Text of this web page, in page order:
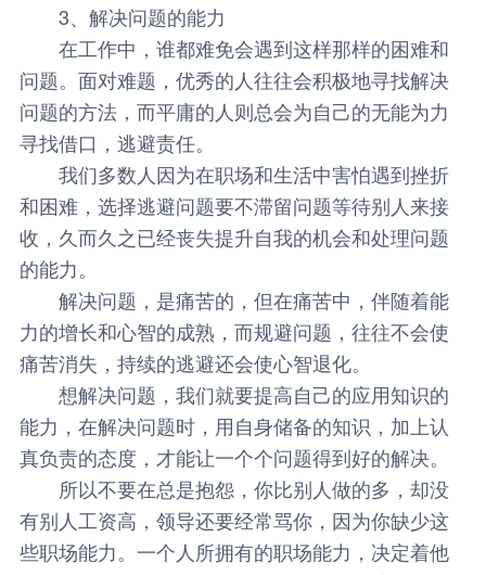
3、解决问题的能力
在工作中，谁都难免会遇到这样那样的困难和
问题。面对难题，优秀的人往往会积极地寻找解决
问题的方法，而平庸的人则总会为自己的无能为力
寻找借口，逃避责任。
我们多数人因为在职场和生活中害怕遇到挫折
和困难，选择逃避问题要不滞留问题等待别人来接
收，久而久之已经丧失提升自我的机会和处理问题
的能力。
解决问题，是痛苦的，但在痛苦中，伴随着能
力的增长和心智的成熟，而规避问题，往往不会使
痛苦消失，持续的逃避还会使心智退化。
想解决问题，我们就要提高自己的应用知识的
能力，在解决问题时，用自身储备的知识，加上认
真负责的态度，才能让一个个问题得到好的解决。
所以不要在总是抱怨，你比别人做的多，却没
有别人工资高，领导还要经常骂你，因为你缺少这
些职场能力。一个人所拥有的职场能力，决定着他